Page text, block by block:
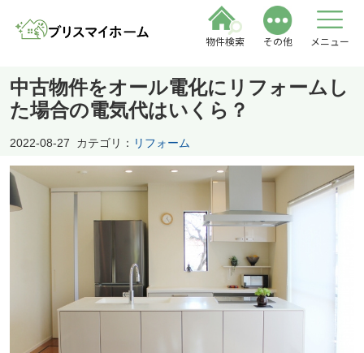
物件検索 その他 メニュー
中古物件をオール電化にリフォームし
た場合の電気代はいくら？
2022-08-27 カテゴリ： リフォーム